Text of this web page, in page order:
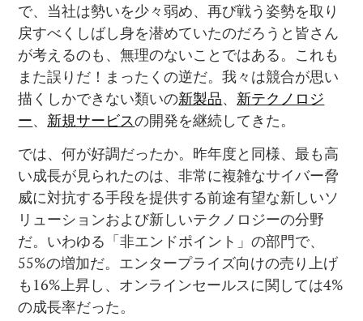
で、当社は勢いを少々弱め、再び戦う姿勢を取り
戻すべくしばし身を潜めていたのだろうと皆さん
が考えるのも、無理のないことではある。これも
また誤りだ！まったくの逆だ。我々は競合が思い
描くしかできない類いの新製品、 新テクノロジ
ー、 新規サービスの開発を継続してきた。
では、何が好調だったか。昨年度と同様、最も高
い成長が見られたのは、非常に複雑なサイバー脅
威に対抗する手段を提供する前途有望な新しいソ
リューションおよび新しいテクノロジーの分野
だ。いわゆる「非エンドポイント」の部門で、
55%の増加だ。エンタープライズ向けの売り上げ
も16%上昇し、オンラインセールスに関しては4%
の成長率だった。